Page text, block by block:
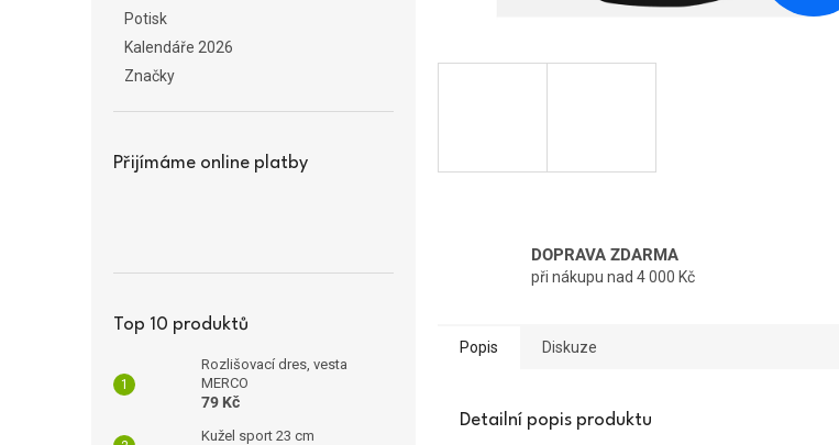
Potisk
Kalendáře 2026
Značky
Přijímáme online platby
Top 10 produktů
Rozlišovací dres, vesta
MERCO
79 Kč
Kužel sport 23 cm
DOPRAVA ZDARMA
při nákupu nad 4 000 Kč
Popis Diskuze
Detailní popis produktu